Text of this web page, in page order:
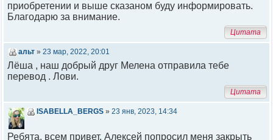
приобретении и выше сказаном буду информировать.
Благодарю за внимание.
Цитата
альт » 23 мар, 2022, 20:01
Лёша , наш добрый друг Мелена отправила тебе
перевод . Лови.
Цитата
ISABELLA_BERGS »23 янв, 2023, 14:34
Ребята, всем привет. Алексей попросил меня закрыть